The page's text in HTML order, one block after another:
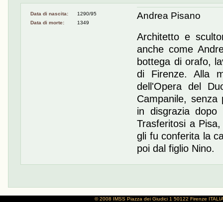
Data di nascita:
1290/95
Data di morte:
1349
Andrea Pisano
Architetto e
anche come
bottega di orafo,
di Firenze. Alla
dell'Opera del
Campanile,
in disgrazia
Trasferitosi a
gli fu conferita la
poi dal figlio Nino.
© 2008 IMSS Piazza dei Giudici 1 50122 Firenze